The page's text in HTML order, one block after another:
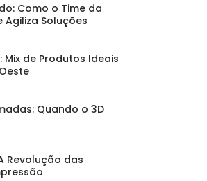
Como o Time da
Soluções
de Produtos Ideais
Quando o 3D
Revolução das